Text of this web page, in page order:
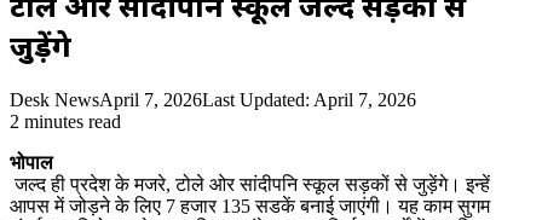
जुड़ेंगे
Desk NewsApril 7, 2026Last Updated: April 7, 2026
2 minutes read
भोपाल
जल्द ही प्रदेश के मजरे, टोले ओर सांदीपनि स्कूल सड़कों से जुड़ेंगे। इन्हें
आपस में जोड़ने के लिए 7 हजार 135 सडकें बनाई जाएंगी। यह काम सुगम